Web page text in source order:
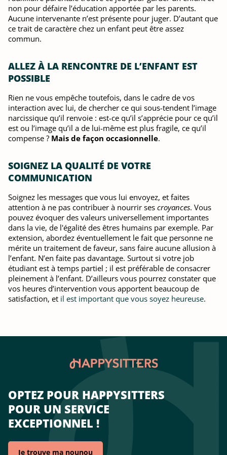
non pour défaire l’éducation apportée par les parents.
Aucune intervenante n’est présente pour juger. D’autant que
ce trait de caractère chez un enfant peut être assez
commun.
ALLEZ À LA RENCONTRE DE L’ENFANT EST
POSSIBLE
Rien ne vous empêche toutefois, dans le cadre de vos
interaction avec lui, de chercher ce qui sous-tendent l’image
narcissique qu’il renvoie : est-ce qu’il s’apprécie pour ce qu’il
est ou l’image qu’il a de lui-même est plus fragile, ce qu’il
compense ? Mais de façon occasionnelle.
SOIGNEZ LA QUALITÉ DE VOTRE
COMMUNICATION
Soignez les messages que vous lui envoyez, et faites
attention à ne pas contribuer à nourrir ses croyances. Vous
pouvez évoquer des valeurs universellement importantes
dans la vie, de l'égalité des êtres humains par exemple. Par
extension, abordez éventuellement le fait que personne ne
mérite un traitement de faveur, sans faire aucune allusion à
l’enfant. N’en faite pas davantage. Surtout si votre job
étudiant est à temps partiel ; il est préférable de consacrer
pleinement à l’enfant. D’ailleurs vous pourrez constater que
vos heures d’intervention vous apportent beaucoup de
satisfaction, et il est important que vous soyez heureuse.
OPTEZ POUR HAPPYSITTERS
POUR UN SERVICE
EXCEPTIONNEL !
Je trouve ma nounou